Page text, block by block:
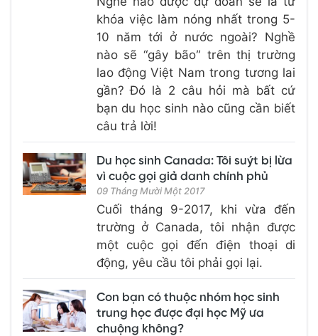
khóa việc làm nóng nhất trong 5-
10 năm tới ở nước ngoài? Nghề
nào sẽ “gây bão” trên thị trường
lao động Việt Nam trong tương lai
gần? Đó là 2 câu hỏi mà bất cứ
bạn du học sinh nào cũng cần biết
câu trả lời!
Du học sinh Canada: Tôi suýt bị lừa
vì cuộc gọi giả danh chính phủ
09 Tháng Mười Một 2017
Cuối tháng 9-2017, khi vừa đến
trường ở Canada, tôi nhận được
một cuộc gọi đến điện thoại di
động, yêu cầu tôi phải gọi lại.
Con bạn có thuộc nhóm học sinh
trung học được đại học Mỹ ưa
chuộng không?